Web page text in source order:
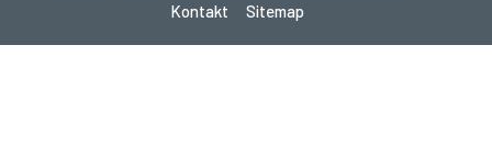
Kontakt
Sitemap